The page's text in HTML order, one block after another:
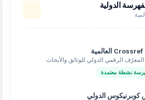
الدولية
الرقمي الدولي للوثائق والأبحاث
نشطة معتمدة
الدولي